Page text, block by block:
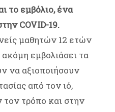
το εμβόλιο, ένα
COVID-19.
μαθητών 12 ετών
εμβολιάσει τα
να αξιοποιήσουν
από τον ιό,
τρόπο και στην